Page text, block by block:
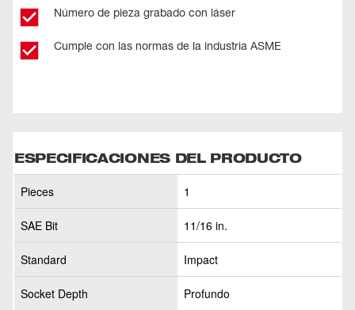
Número de pieza grabado con láser
Cumple con las normas de la industria ASME
ESPECIFICACIONES DEL PRODUCTO
Pieces 1
SAE Bit 11/16 in.
Standard Impact
Socket Depth Profundo